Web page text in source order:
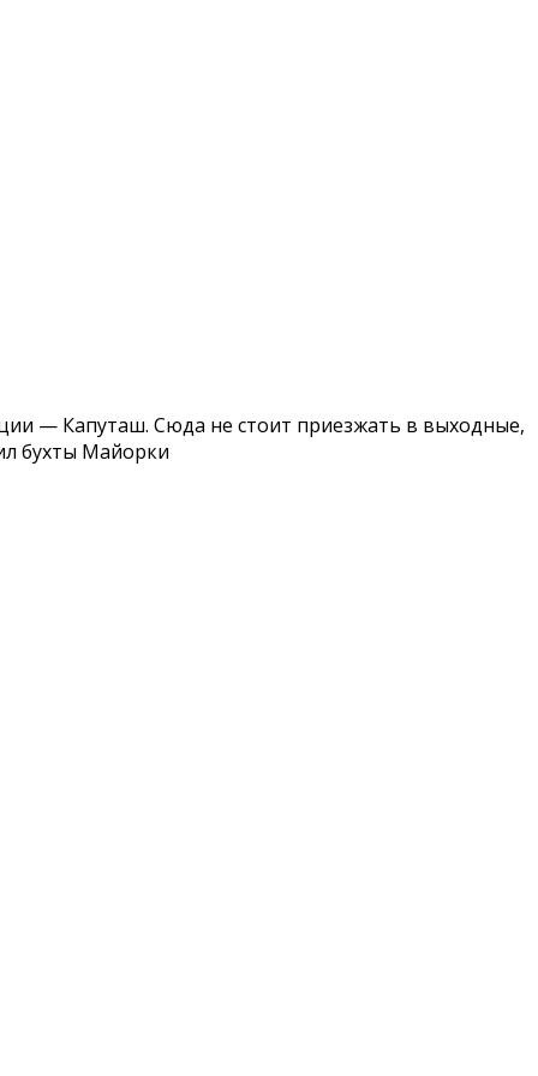
— Капуташ. Сюда не стоит приезжать в выходные,
бухты Майорки